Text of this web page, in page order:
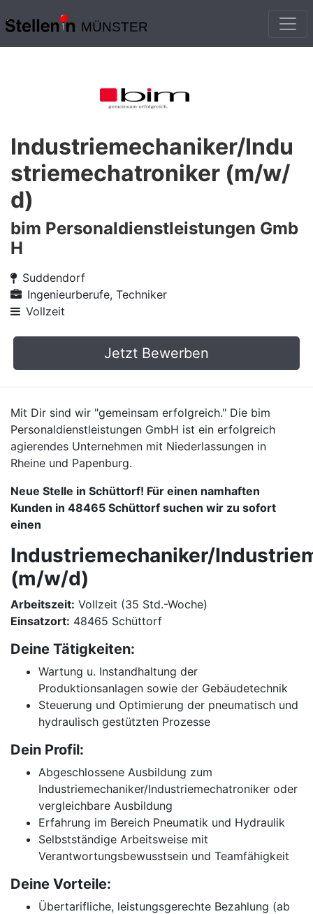
MÜNSTER
Industriemechaniker/Indu
striemechatroniker (m/w/
d)
bim Personaldienstleistungen Gmb
H
Suddendorf
Ingenieurberufe, Techniker
Vollzeit
Jetzt Bewerben
Mit Dir sind wir "gemeinsam erfolgreich." Die bim
Personaldienstleistungen GmbH ist ein erfolgreich
agierendes Unternehmen mit Niederlassungen in
Rheine und Papenburg.
Neue Stelle in Schüttorf! Für einen namhaften
Kunden in 48465 Schüttorf suchen wir zu sofort
einen
Industriemechaniker/
(m/w/d)
Arbeitszeit: Vollzeit (35 Std.-Woche)
Einsatzort: 48465 Schüttorf
Deine Tätigkeiten:
Wartung u. Instandhaltung der
Produktionsanlagen sowie der Gebäudetechnik
Steuerung und Optimierung der pneumatisch und
hydraulisch gestützten Prozesse
Dein Profil:
Abgeschlossene Ausbildung zum
Industriemechaniker/Industriemechatroniker oder
vergleichbare Ausbildung
Erfahrung im Bereich Pneumatik und Hydraulik
Selbstständige Arbeitsweise mit
Verantwortungsbewusstsein und Teamfähigkeit
Deine Vorteile:
Übertarifliche, leistungsgerechte Bezahlung (ab